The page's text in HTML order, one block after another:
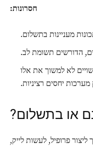
חסרונות:
מעניינות בתשלום.
הדורשים תשומת לב.
לא למשוך את אלו
יחסים רציניות.
או בתשלום?
פרופיל, לעשות לייק,